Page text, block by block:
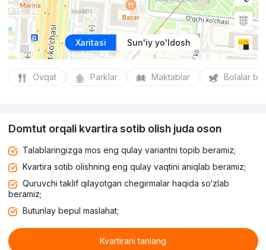
Xaritasi Sun'iy yo'ldosh
Ovqat Parklar Maktablar Bolalar
Domtut orqali kvartira sotib olish juda oson
Talablaringizga mos eng qulay variantni topib beramiz;
Kvartira sotib olishning eng qulay vaqtini aniqlab beramiz;
Quruvchi taklif qilayotgan chegirmalar haqida so‘zlab
beramiz;
Butunlay bepul maslahat;
Kvartirani tanlang